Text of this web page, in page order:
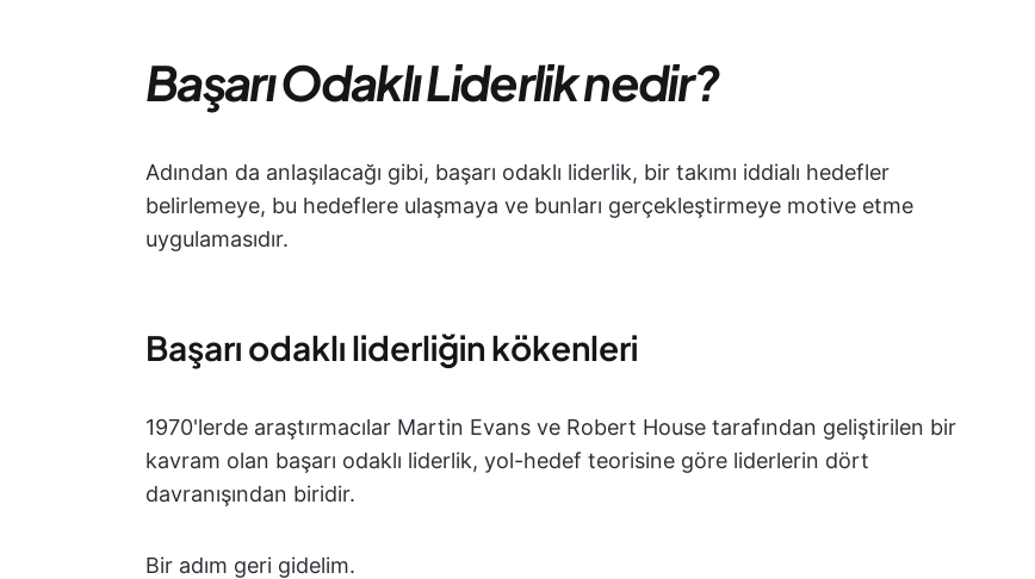
Başarı Odaklı Liderlik nedir?
Adından da anlaşılacağı gibi, başarı odaklı liderlik, bir takımı iddialı hedefler
belirlemeye, bu hedeflere ulaşmaya ve bunları gerçekleştirmeye motive etme
uygulamasıdır.
Başarı odaklı liderliğin kökenleri
1970'lerde araştırmacılar Martin Evans ve Robert House tarafından geliştirilen bir
kavram olan başarı odaklı liderlik, yol-hedef teorisine göre liderlerin dört
davranışından biridir.
Bir adım geri gidelim.